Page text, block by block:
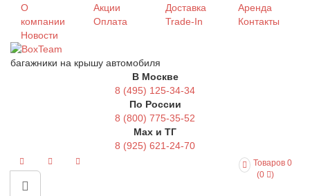
О
компании
Новости
Акции
Оплата
Доставка
Trade-In
Аренда
Контакты
багажники на крышу автомобиля
В Москве
8 (495) 125-34-34
По России
8 (800) 775-35-52
Max и ТГ
8 (925) 621-24-70
Товаров 0
(0
)